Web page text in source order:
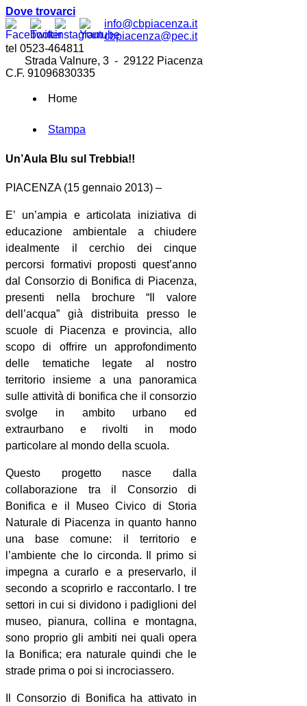
Dove trovarci
info@cbpiacenza.it
cbpiacenza@pec.it
tel 0523-464811
Strada Valnure, 3 - 29122 Piacenza
C.F. 91096830335
Home
Stampa
Un’Aula Blu sul Trebbia!!
PIACENZA (15 gennaio 2013) –
E’ un’ampia e articolata iniziativa di
educazione ambientale a chiudere
idealmente il cerchio dei cinque
percorsi formativi proposti quest’anno
dal Consorzio di Bonifica di Piacenza,
presenti nella brochure “Il valore
dell’acqua” già distribuita presso le
scuole di Piacenza e provincia, allo
scopo di offrire un approfondimento
delle tematiche legate al nostro
territorio insieme a una panoramica
sulle attività di bonifica che il consorzio
svolge in ambito urbano ed
extraurbano e rivolti in modo
particolare al mondo della scuola.
Questo progetto nasce dalla
collaborazione tra il Consorzio di
Bonifica e il Museo Civico di Storia
Naturale di Piacenza in quanto hanno
una base comune: il territorio e
l’ambiente che lo circonda. Il primo si
impegna a curarlo e a preservarlo, il
secondo a scoprirlo e raccontarlo. I tre
settori in cui si dividono i padiglioni del
museo, pianura, collina e montagna,
sono proprio gli ambiti nei quali opera
la Bonifica; era naturale quindi che le
strade prima o poi si incrociassero.
Il Consorzio di Bonifica ha attivato in